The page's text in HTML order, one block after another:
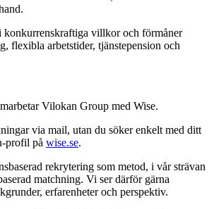
konkurrenskraftiga villkor och förmåner
flexibla arbetstider, tjänstepension och
Vilokan Group med Wise.
via mail, utan du söker enkelt med ditt
profil på wise.se.
rekrytering som metod, i vår strävan
matchning. Vi ser därför gärna
erfarenheter och perspektiv.